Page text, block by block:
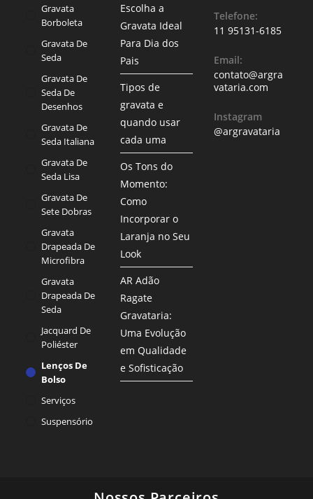
Gravata
Borboleta
Gravata De
Seda
Gravata De
Seda De
Desenhos
Gravata De
Seda Italiana
Gravata De
Seda Lisa
Gravata De
Sete Dobras
Gravata
Drapeada De
Microfibra
Gravata
Drapeada De
Seda
Jacquard De
Poliéster
Lenços De
Bolso
Serviços
Suspensório
Escolha a
Gravata Ideal
Para Dia dos
Pais
Tipos de
gravata e
quando usar
cada uma
Os Tons do
Momento:
Como
Incorporar o
Laranja no Seu
Look
AR Adão
Ragate
Gravataria:
Uma Evolução
em Qualidade
e Sofisticação
Telefone:
11 95131-6185
Email:
contato@argra
vataria.com
Instagram
@argravataria